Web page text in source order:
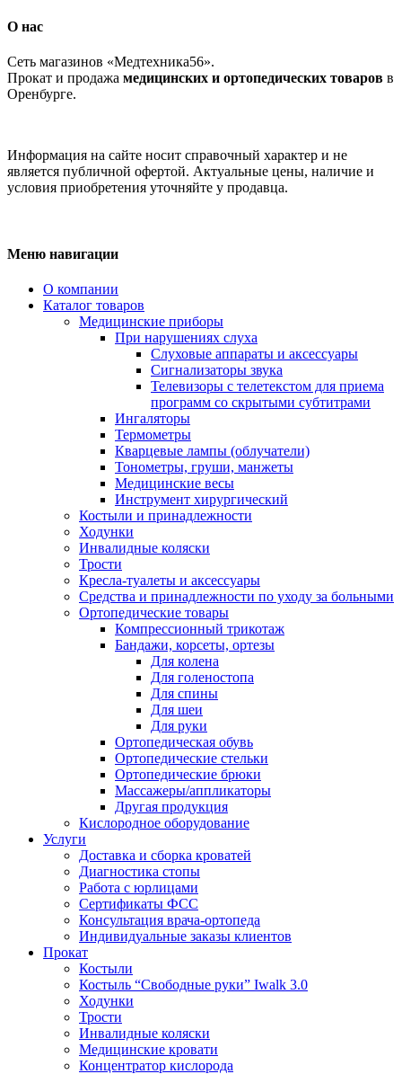
О нас
Сеть магазинов «Медтехника56».
Прокат и продажа медицинских и ортопедических товаров в
Оренбурге.
Информация на сайте носит справочный характер и не
является публичной офертой. Актуальные цены, наличие и
условия приобретения уточняйте у продавца.
Меню навигации
О компании
Каталог товаров
Медицинские приборы
При нарушениях слуха
Слуховые аппараты и аксессуары
Сигнализаторы звука
Телевизоры с телетекстом для приема
программ со скрытыми субтитрами
Ингаляторы
Термометры
Кварцевые лампы (облучатели)
Тонометры, груши, манжеты
Медицинские весы
Инструмент хирургический
Костыли и принадлежности
Ходунки
Инвалидные коляски
Трости
Кресла-туалеты и аксессуары
Средства и принадлежности по уходу за больными
Ортопедические товары
Компрессионный трикотаж
Бандажи, корсеты, ортезы
Для колена
Для голеностопа
Для спины
Для шеи
Для руки
Ортопедическая обувь
Ортопедические стельки
Ортопедические брюки
Массажеры/аппликаторы
Другая продукция
Кислородное оборудование
Услуги
Доставка и сборка кроватей
Диагностика стопы
Работа с юрлицами
Сертификаты ФСС
Консультация врача-ортопеда
Индивидуальные заказы клиентов
Прокат
Костыли
Костыль “Свободные руки” Iwalk 3.0
Ходунки
Трости
Инвалидные коляски
Медицинские кровати
Концентратор кислорода